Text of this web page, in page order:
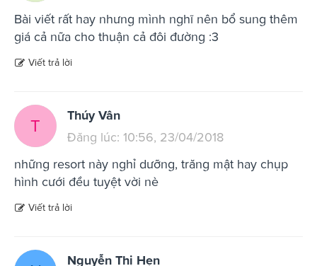
Bài viết rất hay nhưng mình nghĩ nên bổ sung thêm
giá cả nữa cho thuận cả đôi đường :3
Viết trả lời
T
Thúy Vân
Đăng lúc: 10:56, 23/04/2018
những resort này nghỉ dưỡng, trăng mật hay chụp
hình cưới đều tuyệt vời nè
Viết trả lời
Nguyễn Thị Hẹn